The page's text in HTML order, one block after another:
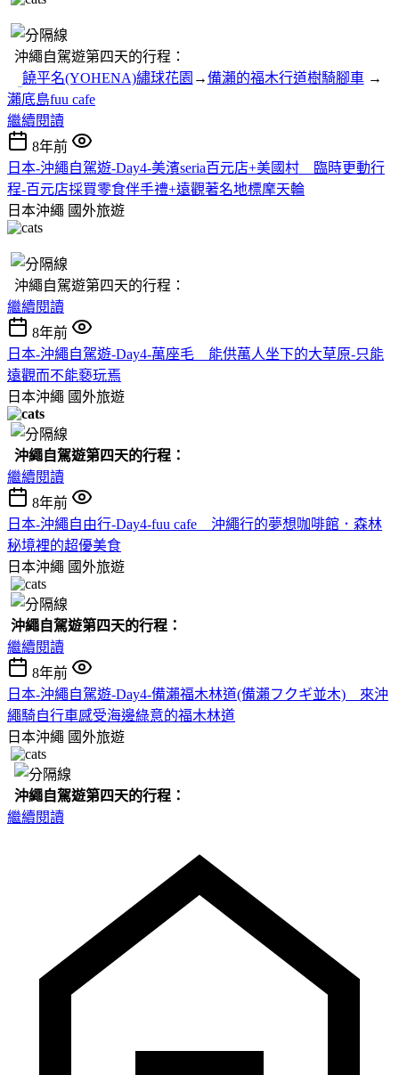
沖繩自駕遊第四天的行程：
饒平名(YOHENA)繡球花園 →備瀨的福木行道樹騎腳車→
瀨底島fuu cafe
繼續閱讀
8年前
日本-沖繩自駕遊-Day4-美濱seria百元店+美國村 臨時更動行
程-百元店採買零食伴手禮+遠觀著名地標摩天輪
日本沖繩 國外旅遊
沖繩自駕遊第四天的行程：
繼續閱讀
8年前
日本-沖繩自駕遊-Day4-萬座毛 能供萬人坐下的大草原-只能
遠觀而不能褻玩焉
日本沖繩 國外旅遊
沖繩自駕遊第四天的行程：
繼續閱讀
8年前
日本-沖繩自由行-Day4-fuu cafe 沖繩行的夢想咖啡館．森林
秘境裡的超優美食
日本沖繩 國外旅遊
沖繩自駕遊第四天的行程：
繼續閱讀
8年前
日本-沖繩自駕遊-Day4-備瀨福木林道(備瀨フクギ並木) 來沖
繩騎自行車感受海邊綠意的福木林道
日本沖繩 國外旅遊
沖繩自駕遊第四天的行程：
繼續閱讀